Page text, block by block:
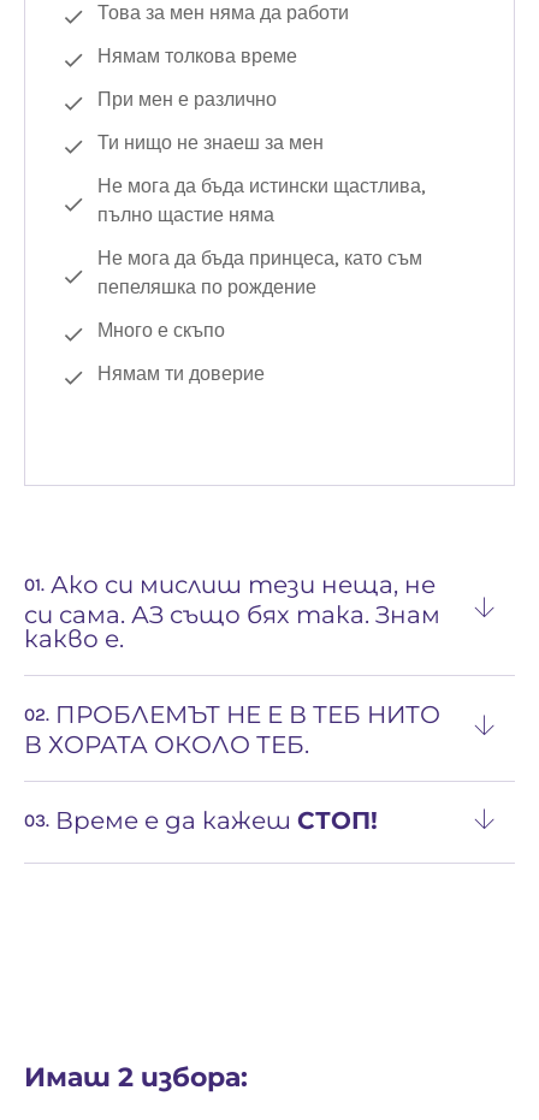
Това за мен няма да работи
Нямам толкова време
При мен е различно
Ти нищо не знаеш за мен
Не мога да бъда истински щастлива,
пълно щастие няма
Не мога да бъда принцеса, като съм
пепеляшка по рождение
Много е скъпо
Нямам ти доверие
01. Ако си мислиш тези неща, не
си сама. АЗ също бях така. Знам
какво е.
02. ПРОБЛЕМЪТ НЕ Е В ТЕБ НИТО
В ХОРАТА ОКОЛО ТЕБ.
03. Време е да кажеш СТОП!
Имаш 2 избора: